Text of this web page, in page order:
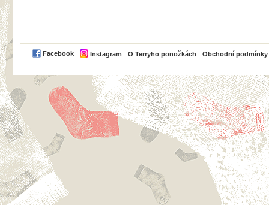
Facebook Instagram O Terryho ponožkách Obchodní podmínky
PayPal